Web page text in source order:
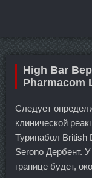
High Bar
Pharmacom
Следует
клинической
Туринабол British
Serono Дербент.
границе будет,